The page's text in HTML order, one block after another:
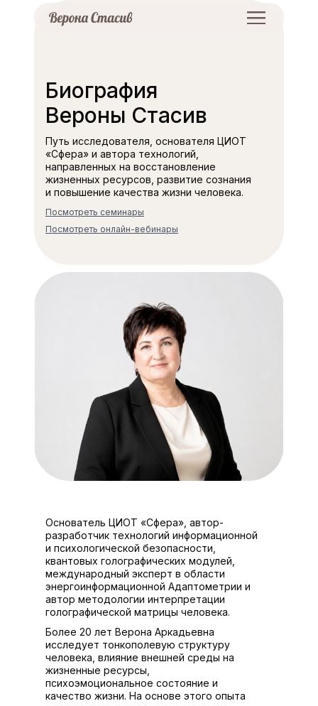
Биография
Вероны Стасив
Путь исследователя, основателя ЦИОТ
«Сфера» и автора технологий,
направленных на восстановление
жизненных ресурсов, развитие сознания
и повышение качества жизни человека.
Посмотреть семинары
Посмотреть онлайн-вебинары
Основатель ЦИОТ «Сфера», автор-
разработчик технологий информационной
и психологической безопасности,
квантовых голографических модулей,
международный эксперт в области
энергоинформационной Адаптометрии и
автор методологии интерпретации
голографической матрицы человека.
Более 20 лет Верона Аркадьевна
исследует тонкополевую структуру
человека, влияние внешней среды на
жизненные ресурсы,
психоэмоциональное состояние и
качество жизни. На основе этого опыта